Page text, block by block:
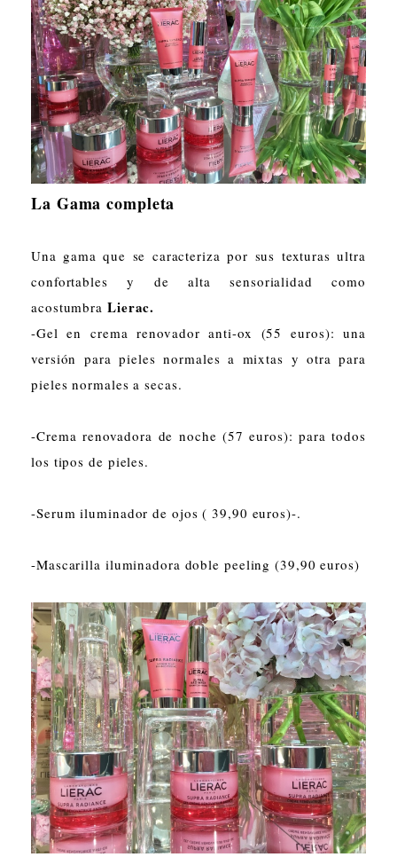
La Gama completa
Una gama que se caracteriza por sus texturas ultra
confortables y de alta sensorialidad como
acostumbra Lierac.
-Gel en crema renovador anti-ox (55 euros): una
versión para pieles normales a mixtas y otra para
pieles normales a secas.
-Crema renovadora de noche (57 euros): para todos
los tipos de pieles.
-Serum iluminador de ojos ( 39,90 euros)-.
-Mascarilla iluminadora doble peeling (39,90 euros)